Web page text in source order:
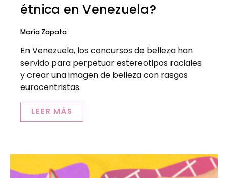
étnica en Venezuela?
María Zapata
En Venezuela, los concursos de belleza han
servido para perpetuar estereotipos raciales
y crear una imagen de belleza con rasgos
eurocentristas.
LEER MÁS